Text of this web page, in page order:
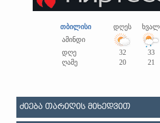
თბილისი დღეს
ხვალ
ამინდი
დღე
32
33
ღამე
20 21
ᲫᲘᲔᲑᲐ ᲗᲐᲠᲘᲦᲘᲡ ᲛᲘᲮᲔᲓᲕᲘᲗ